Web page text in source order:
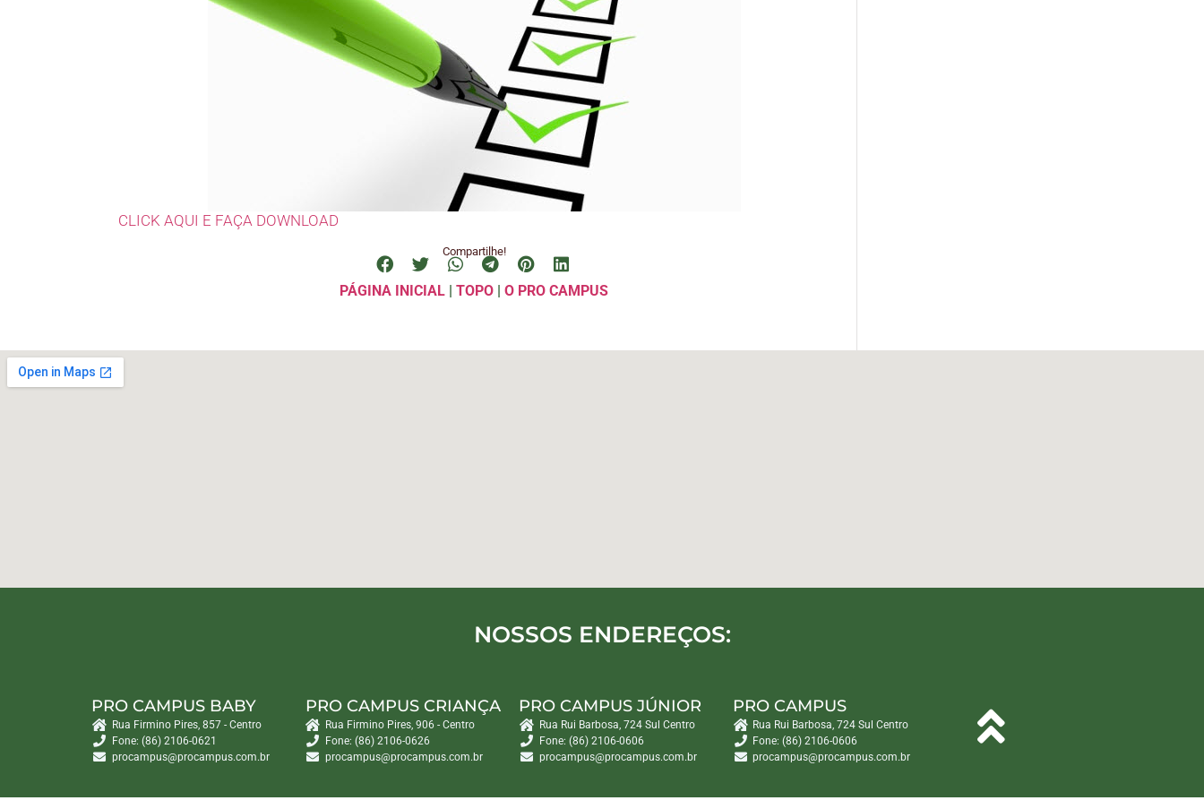
CLICK AQUI E FAÇA DOWNLOAD
Compartilhe!
PÁGINA INICIAL | TOPO | O PRO CAMPUS
NOSSOS ENDEREÇOS:
PRO CAMPUS BABY
Rua Firmino Pires, 857 - Centro
Fone: (86) 2106-0621
procampus@procampus.com.br
PRO CAMPUS CRIANÇA
Rua Firmino Pires, 906 - Centro
Fone: (86) 2106-0626
procampus@procampus.com.br
PRO CAMPUS JÚNIOR
Rua Rui Barbosa, 724 Sul Centro
Fone: (86) 2106-0606
procampus@procampus.com.br
PRO CAMPUS
Rua Rui Barbosa, 724 Sul Centro
Fone: (86) 2106-0606
procampus@procampus.com.br